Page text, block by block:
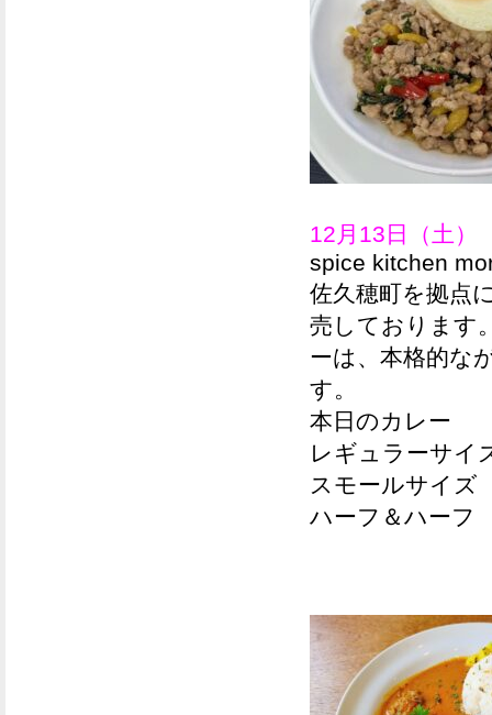
12月13日（土）
spice kitchen
佐久穂町を拠点
売しております
ーは、本格的な
す。
本日のカレー
レギュラーサ
スモールサイ
ハーフ＆ハー